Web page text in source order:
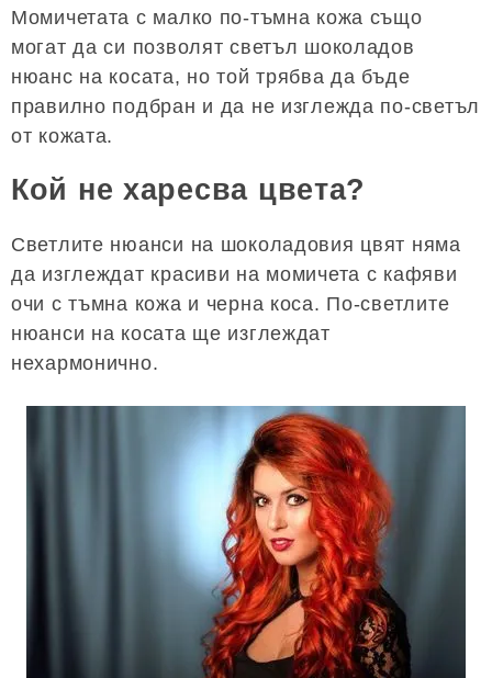
Момичетата с малко по-тъмна кожа също
могат да си позволят светъл шоколадов
нюанс на косата, но той трябва да бъде
правилно подбран и да не изглежда по-светъл
от кожата.
Кой не харесва цвета?
Светлите нюанси на шоколадовия цвят няма
да изглеждат красиви на момичета с кафяви
очи с тъмна кожа и черна коса. По-светлите
нюанси на косата ще изглеждат
нехармонично.